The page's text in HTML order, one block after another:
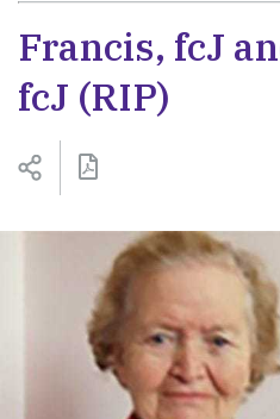
Francis, fcJ
fcJ (RIP)